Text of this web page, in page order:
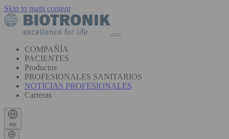
Skip to main content
COMPAÑÍA
PACIENTES
Productos
PROFESIONALES SANITARIOS
NOTICIAS PROFESIONALES
Carreras
es